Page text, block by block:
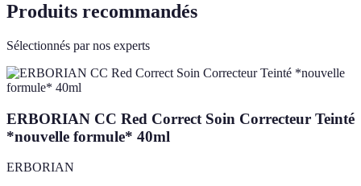
Produits recommandés
Sélectionnés par nos experts
ERBORIAN CC Red Correct Soin Correcteur Teinté
*nouvelle formule* 40ml
ERBORIAN